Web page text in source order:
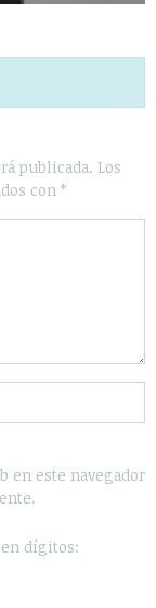
publicada. Los
con *
en este navegador
dígitos: